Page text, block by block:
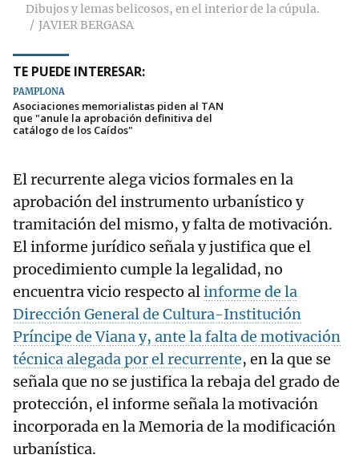
Dibujos y lemas belicosos, en el interior de la cúpula.
JAVIER BERGASA
TE PUEDE INTERESAR:
PAMPLONA
Asociaciones memorialistas piden al TAN
que "anule la aprobación definitiva del
catálogo de los Caídos"
El recurrente alega vicios formales en la
aprobación del instrumento urbanístico y
tramitación del mismo, y falta de motivación.
El informe jurídico señala y justifica que el
procedimiento cumple la legalidad, no
encuentra vicio respecto alinforme de la
Dirección General de Cultura-Institución
Príncipe de Viana y, ante la falta de motivación
técnica alegada por el recurrente, en la que se
señala que no se justifica la rebaja del grado de
protección, el informe señala la motivación
incorporada en la Memoria de la modificación
urbanística.